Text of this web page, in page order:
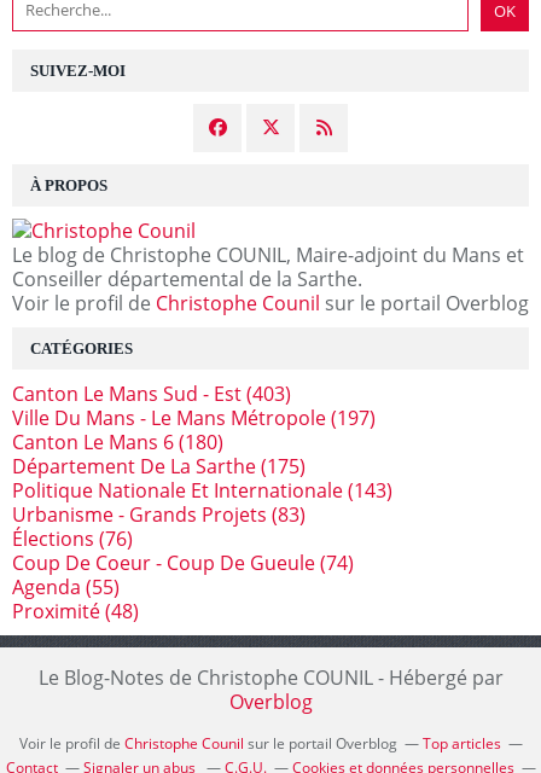
SUIVEZ-MOI
À PROPOS
Le blog de Christophe COUNIL, Maire-adjoint du Mans et
Conseiller départemental de la Sarthe.
Voir le profil de Christophe Counil sur le portail Overblog
CATÉGORIES
Canton Le Mans Sud - Est(403)
Ville Du Mans - Le Mans Métropole(197)
Canton Le Mans 6(180)
Département De La Sarthe(175)
Politique Nationale Et Internationale(143)
Urbanisme - Grands Projets (83)
Élections (76)
Coup De Coeur - Coup De Gueule(74)
Agenda (55)
Proximité(48)
Le Blog-Notes de Christophe COUNIL - Hébergé par
Overblog
Voir le profil de Christophe Counil sur le portail Overblog
Top articles
Contact
Signaler un abus C.G.U. Cookies et données personnelles